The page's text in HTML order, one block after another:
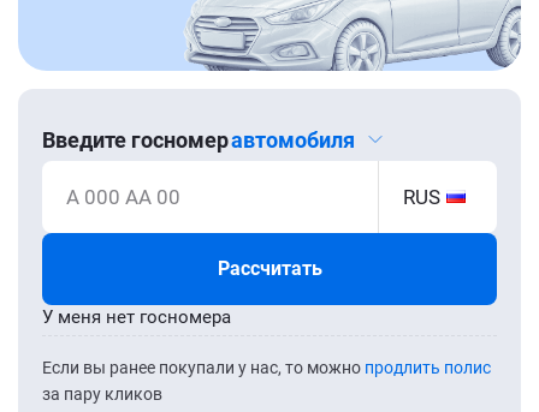
Введите госномеравтомобиля
А 000 АА 00 RUS
Рассчитать
Если вы ранее покупали у нас, то можно продлить полис
за пару кликов
У меня нет госномера